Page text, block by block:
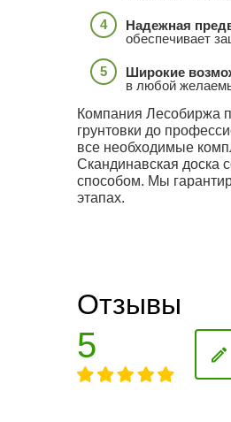
Надежная
обеспечивает
Широкие
в любой
Компания Лесобиржа
грунтовки до
все необходимые
Скандинавская доска
способом. Мы
этапах.
Отзывы
5